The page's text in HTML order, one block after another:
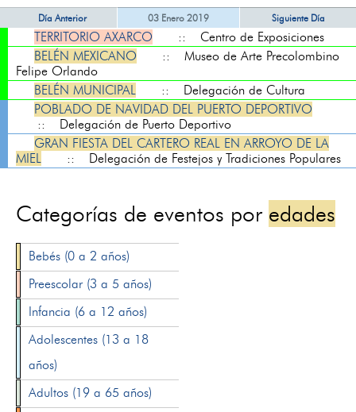
Día Anterior 03 Enero 2019 Siguiente Día
TERRITORIO AXARCO
:: Centro de Exposiciones
BELÉN MEXICANO
:: Museo de Arte Precolombino
Felipe Orlando
BELÉN MUNICIPAL
:: Delegación de Cultura
POBLADO DE NAVIDAD DEL PUERTO DEPORTIVO
:: Delegación de Puerto Deportivo
GRAN FIESTA DEL CARTERO REAL EN ARROYO DE LA
MIEL
:: Delegación de Festejos y Tradiciones Populares
Categorías de eventos por edades
Bebés (0 a 2 años)
Preescolar (3 a 5 años)
Infancia (6 a 12 años)
Adolescentes (13 a 18
años)
Adultos (19 a 65 años)